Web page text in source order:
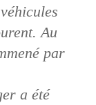
Au
par
a été